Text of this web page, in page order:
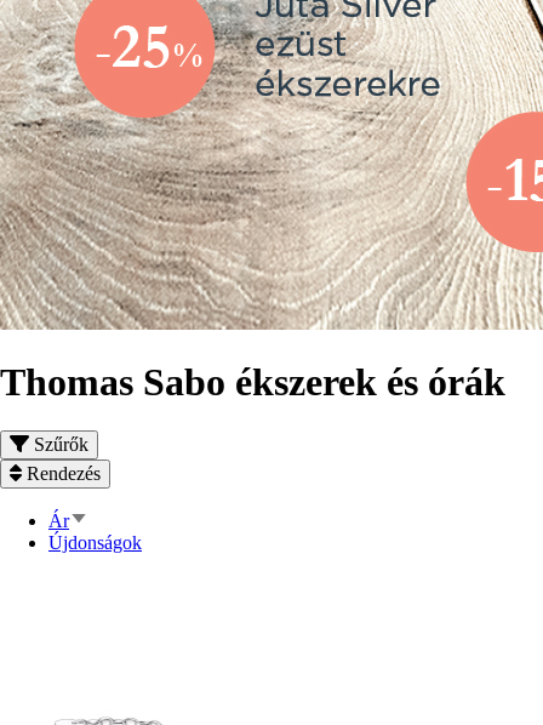
Thomas Sabo ékszerek és órák
Szűrők
Rendezés
ÁrNövekvő
rendezés
Újdonságok